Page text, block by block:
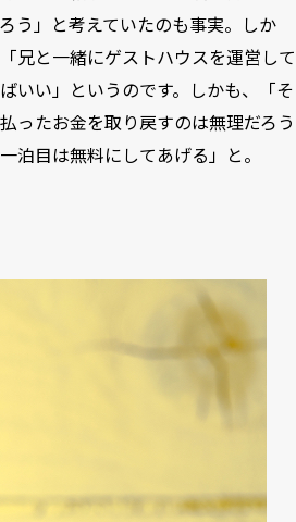
う」と考えていたのも事実。しか
兄と一緒にゲストハウスを運営して
いい」というのです。しかも、「そ
ったお金を取り戻すのは無理だろう
泊目は無料にしてあげる」と。